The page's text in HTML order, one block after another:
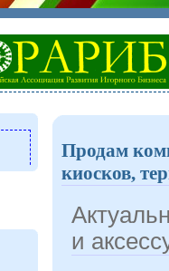
Продам
киосков,
и